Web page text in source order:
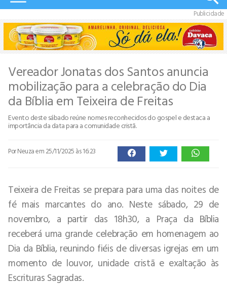
Publicidade
Vereador Jonatas dos Santos anuncia
mobilização para a celebração do Dia
da Bíblia em Teixeira de Freitas
Evento deste sábado reúne nomes reconhecidos do gospel e destaca a
importância da data para a comunidade cristã.
Por Neuzaem 25/11/2025 às 16:23
Teixeira de Freitas se prepara para uma das noites de
fé mais marcantes do ano. Neste sábado, 29 de
novembro, a partir das 18h30, a Praça da Bíblia
receberá uma grande celebração em homenagem ao
Dia da Bíblia, reunindo fiéis de diversas igrejas em um
momento de louvor, unidade cristã e exaltação às
Escrituras Sagradas.